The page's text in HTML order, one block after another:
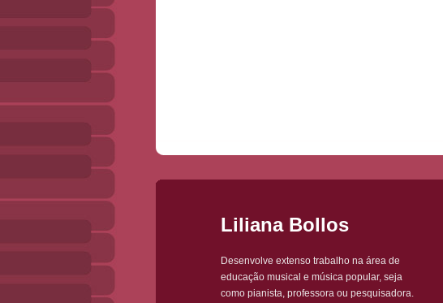
Liliana Bollos
Desenvolve extenso trabalho na área de
educação musical e música popular, seja
como pianista, professora ou pesquisadora.